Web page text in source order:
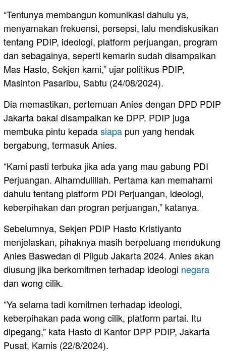
“Tentunya membangun komunikasi dahulu ya,
menyamakan frekuensi, persepsi, lalu mendiskusikan
tentang PDIP, ideologi, platform perjuangan, program
dan sebagainya, seperti kemarin sudah disampaikan
Mas Hasto, Sekjen kami,” ujar politikus PDIP,
Masinton Pasaribu, Sabtu (24/08/2024).
Dia memastikan, pertemuan Anies dengan DPD PDIP
Jakarta bakal disampaikan ke DPP. PDIP juga
membuka pintu kepadasiapa pun yang hendak
bergabung, termasuk Anies.
“Kami pasti terbuka jika ada yang mau gabung PDI
Perjuangan. Alhamdulillah. Pertama kan memahami
dahulu tentang platform PDI Perjuangan, ideologi,
keberpihakan dan progran perjuangan,” katanya.
Sebelumnya, Sekjen PDIP Hasto Kristiyanto
menjelaskan, pihaknya masih berpeluang mendukung
Anies Baswedan di Pilgub Jakarta 2024. Anies akan
diusung jika berkomitmen terhadap ideologi negara
dan wong cilik.
“Ya selama tadi komitmen terhadap ideologi,
keberpihakan pada wong cilik, platform partai. Itu
dipegang,” kata Hasto di Kantor DPP PDIP, Jakarta
Pusat, Kamis (22/8/2024).